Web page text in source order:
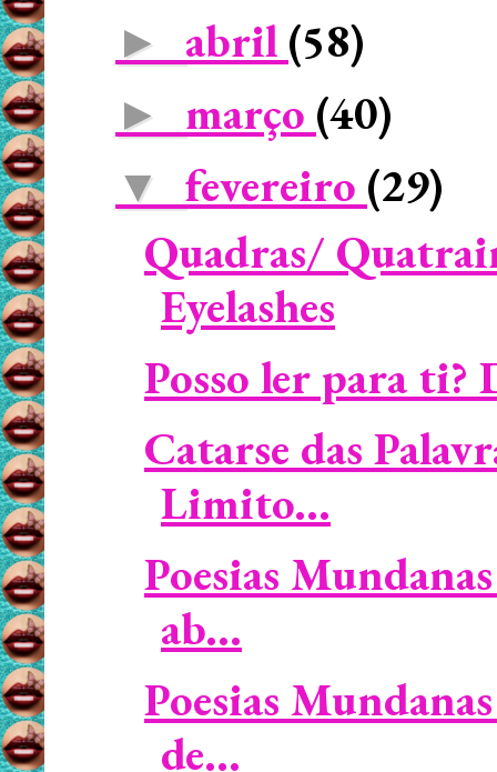
► abril (58)
► março (40)
▼ fevereiro (29)
Quadras/
Eyelashes
Posso ler para ti?
Catarse das
Limito...
Poesias
ab...
Poesias
de...